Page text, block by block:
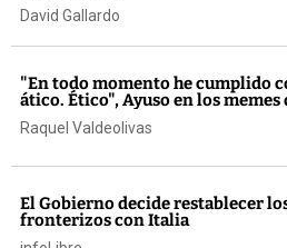
David Gallardo
"En todo momento he cumplido
ático. Ético", Ayuso en los memes
Raquel Valdeolivas
El Gobierno decide restablecer
fronterizos con Italia